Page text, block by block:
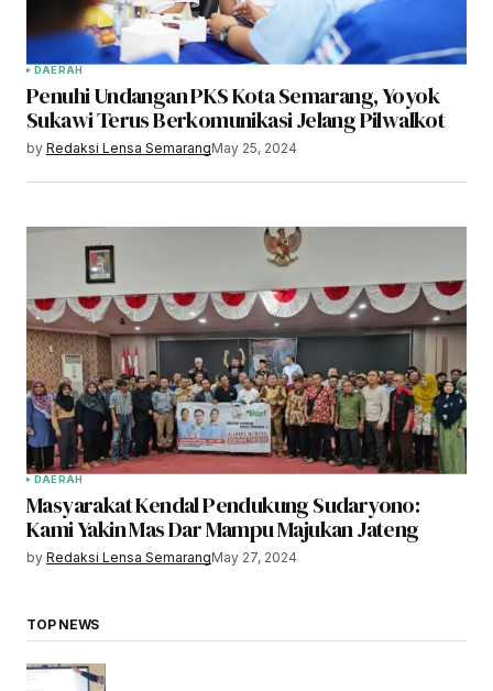
DAERAH
Penuhi Undangan PKS Kota Semarang, Yoyok
Sukawi Terus Berkomunikasi Jelang Pilwalkot
by Redaksi Lensa SemarangMay 25, 2024
DAERAH
Masyarakat Kendal Pendukung Sudaryono:
Kami Yakin Mas Dar Mampu Majukan Jateng
by Redaksi Lensa SemarangMay 27, 2024
TOP NEWS